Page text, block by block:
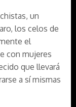
un
los celos de
el
con mujeres
que llevará
a sí mismas